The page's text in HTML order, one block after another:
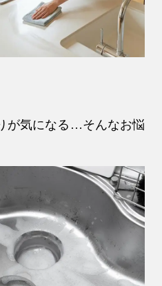
が気になる…そんなお悩